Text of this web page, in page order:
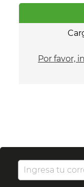
Por favor,